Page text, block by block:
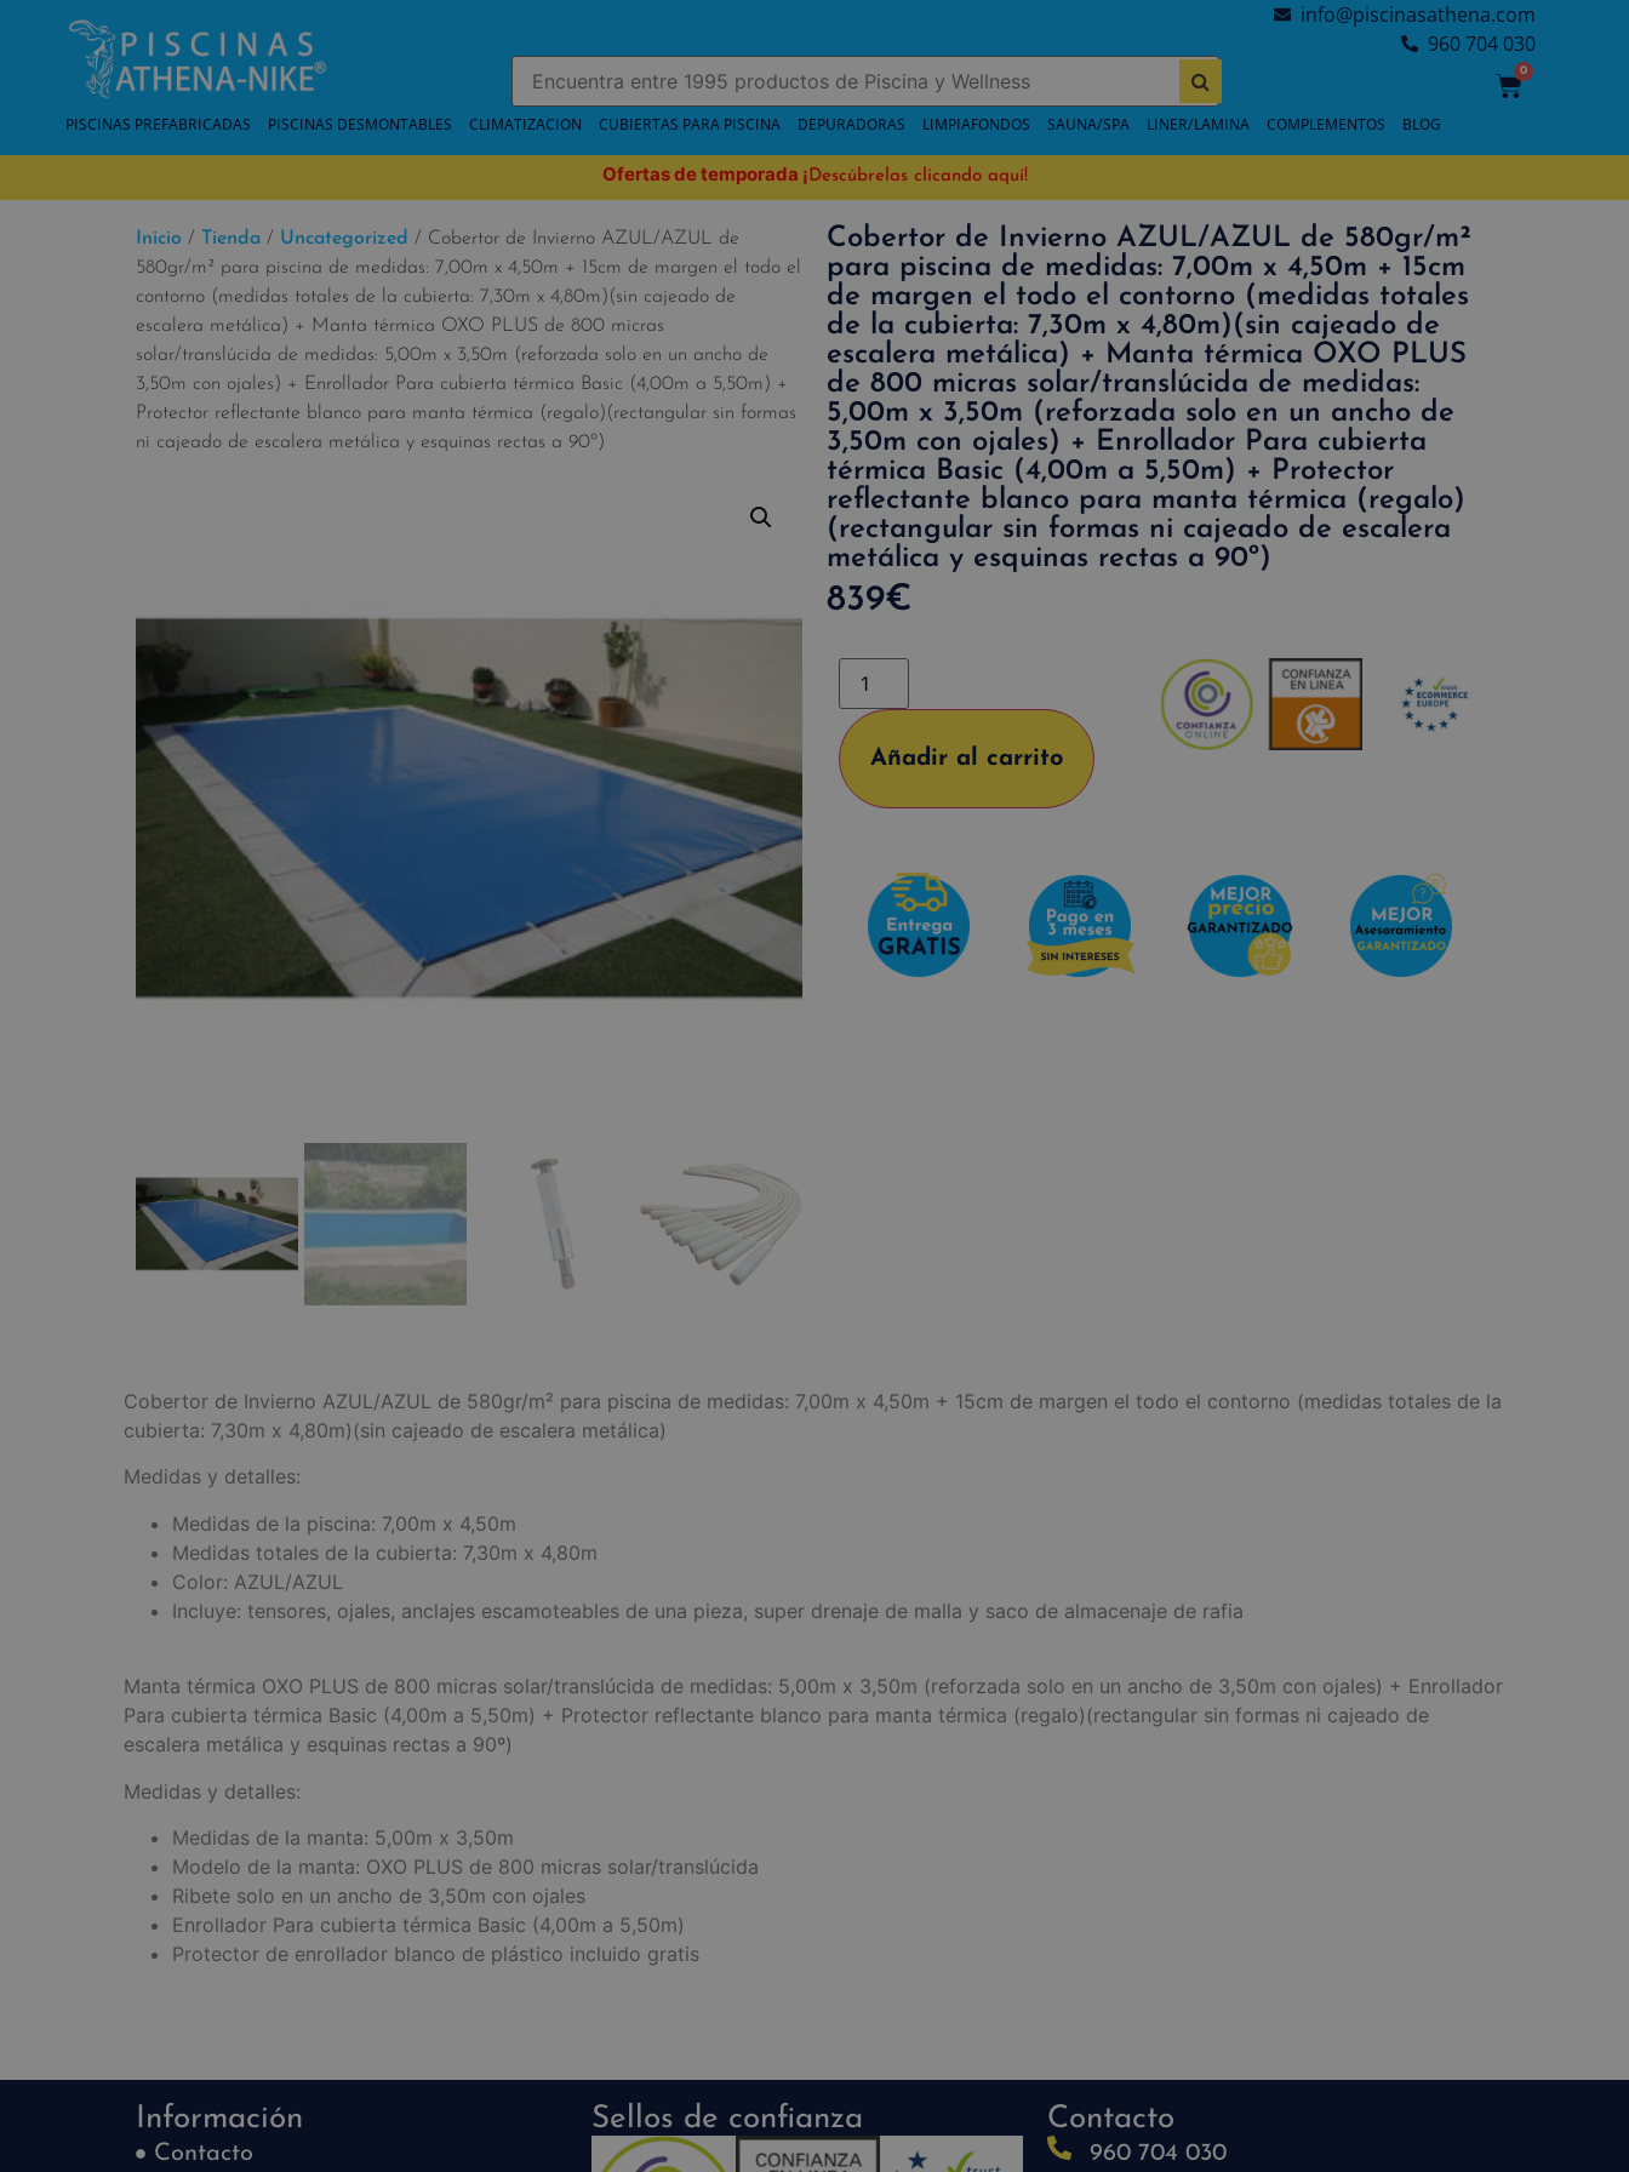
info@piscinasathena.com
960 704 030
0
PISCINAS PREFABRICADAS PISCINAS DESMONTABLES CLIMATIZACION CUBIERTAS PARA PISCINA DEPURADORAS LIMPIAFONDOS SAUNA/SPA LINER/LAMINA COMPLEMENTOS BLOG
Ofertas de temporada ¡ Descúbrelas clicando aquí!
Inicio / Tienda / Uncategorized / Cobertor de Invierno AZUL/AZUL de
580gr/m² para piscina de medidas: 7,00m x 4,50m + 15cm de margen el todo el
contorno (medidas totales de la cubierta: 7,30m x 4,80m)(sin cajeado de
escalera metálica) + Manta térmica OXO PLUS de 800 micras
solar/translúcida de medidas: 5,00m x 3,50m (reforzada solo en un ancho de
3,50m con ojales) + Enrollador Para cubierta térmica Basic (4,00m a 5,50m) +
Protector reflectante blanco para manta térmica (regalo)(rectangular sin formas
ni cajeado de escalera metálica y esquinas rectas a 90º)
Cobertor de Invierno AZUL/AZUL de 580gr/m²
para piscina de medidas: 7,00m x 4,50m + 15cm
de margen el todo el contorno (medidas totales
de la cubierta: 7,30m x 4,80m)(sin cajeado de
escalera metálica) + Manta térmica OXO PLUS
de 800 micras solar/translúcida de medidas:
5,00m x 3,50m (reforzada solo en un ancho de
3,50m con ojales) + Enrollador Para cubierta
térmica Basic (4,00m a 5,50m) + Protector
reflectante blanco para manta térmica (regalo)
(rectangular sin formas ni cajeado de escalera
metálica y esquinas rectas a 90º)
839€
Añadir al carrito
Cobertor de Invierno AZUL/AZUL de 580gr/m² para piscina de medidas: 7,00m x 4,50m + 15cm de margen el todo el contorno (medidas totales de la
cubierta: 7,30m x 4,80m)(sin cajeado de escalera metálica)
Medidas y detalles:
Medidas de la piscina: 7,00m x 4,50m
Medidas totales de la cubierta: 7,30m x 4,80m
Color: AZUL/AZUL
Incluye: tensores, ojales, anclajes escamoteables de una pieza, super drenaje de malla y saco de almacenaje de rafia
Manta térmica OXO PLUS de 800 micras solar/translúcida de medidas: 5,00m x 3,50m (reforzada solo en un ancho de 3,50m con ojales) + Enrollador
Para cubierta térmica Basic (4,00m a 5,50m) + Protector reflectante blanco para manta térmica (regalo)(rectangular sin formas ni cajeado de
escalera metálica y esquinas rectas a 90º)
Medidas y detalles:
Medidas de la manta: 5,00m x 3,50m
Modelo de la manta: OXO PLUS de 800 micras solar/translúcida
Ribete solo en un ancho de 3,50m con ojales
Enrollador Para cubierta térmica Basic (4,00m a 5,50m)
Protector de enrollador blanco de plástico incluido gratis
Información
Contacto
Sellos de confianza Contacto
960 704 030